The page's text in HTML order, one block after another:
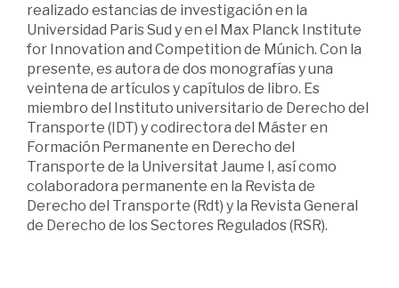
realizado estancias de investigación en la
Universidad Paris Sud y en el Max Planck Institute
for Innovation and Competition de Múnich. Con la
presente, es autora de dos monografías y una
veintena de artículos y capítulos de libro. Es
miembro del Instituto universitario de Derecho del
Transporte (IDT) y codirectora del Máster en
Formación Permanente en Derecho del
Transporte de la Universitat Jaume I, así como
colaboradora permanente en la Revista de
Derecho del Transporte (Rdt) y la Revista General
de Derecho de los Sectores Regulados (RSR).